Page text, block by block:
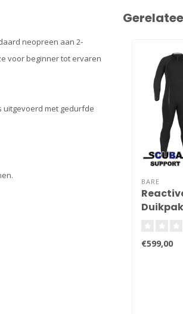
neopreen aan 2-
voor beginner tot ervaren
uitgevoerd met gedurfde
BARE
Duikpak
€599,00